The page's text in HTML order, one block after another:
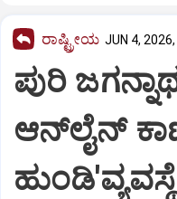
ರಾಷ್ಟ್ರೀಯ JUN 4,
ಪುರಿ
ಆನ್‌ಲೈನ್